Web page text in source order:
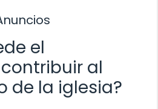
el
al
de la iglesia?